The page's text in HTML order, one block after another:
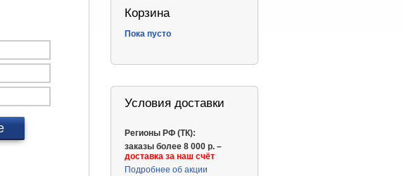
Корзина
Пока пусто
Условия доставки
Регионы РФ (ТК):
заказы более 8 000 р. –
доставка за наш счёт
Подробнее об акции